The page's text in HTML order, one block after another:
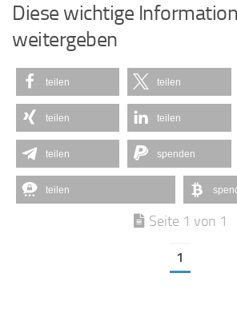
Diese wichtige Information
weitergeben
teilen teilen
teilen teilen
teilen spenden
teilen
Seite 1 von 1
1